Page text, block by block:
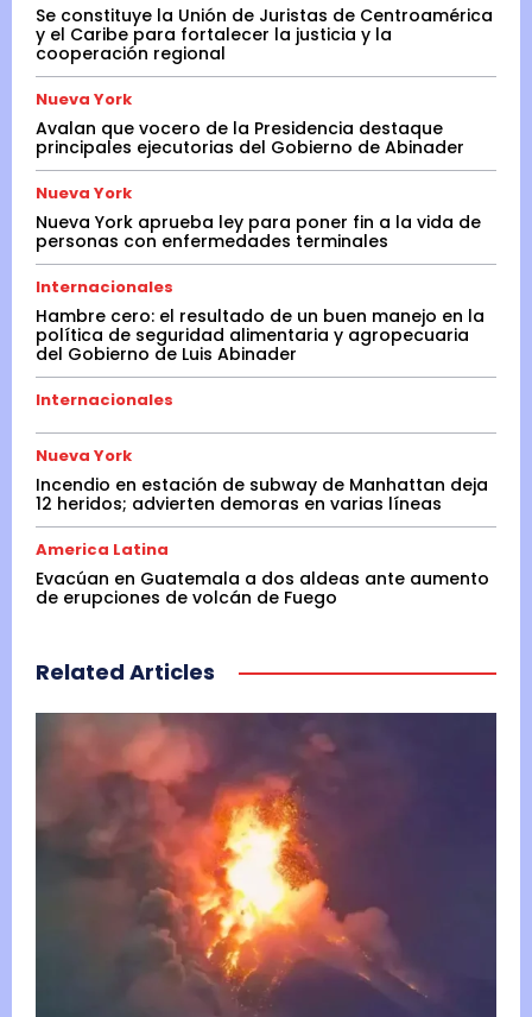
o
m
e
t
i
ó
»
,
e
s
a
o
r
g
a
n
i
z
c
s
Se constituye la Unión de Juristas de Centroamérica
y el Caribe para fortalecer la justicia y la
cooperación regional
Nueva York
Avalan que vocero de la Presidencia destaque
principales ejecutorias del Gobierno de Abinader
Nueva York
Nueva York aprueba ley para poner fin a la vida de
personas con enfermedades terminales
Internacionales
Hambre cero: el resultado de un buen manejo en la
política de seguridad alimentaria y agropecuaria
del Gobierno de Luis Abinader
Internacionales
Nueva York
Incendio en estación de subway de Manhattan deja
12 heridos; advierten demoras en varias líneas
America Latina
Evacúan en Guatemala a dos aldeas ante aumento
de erupciones de volcán de Fuego
Related Articles